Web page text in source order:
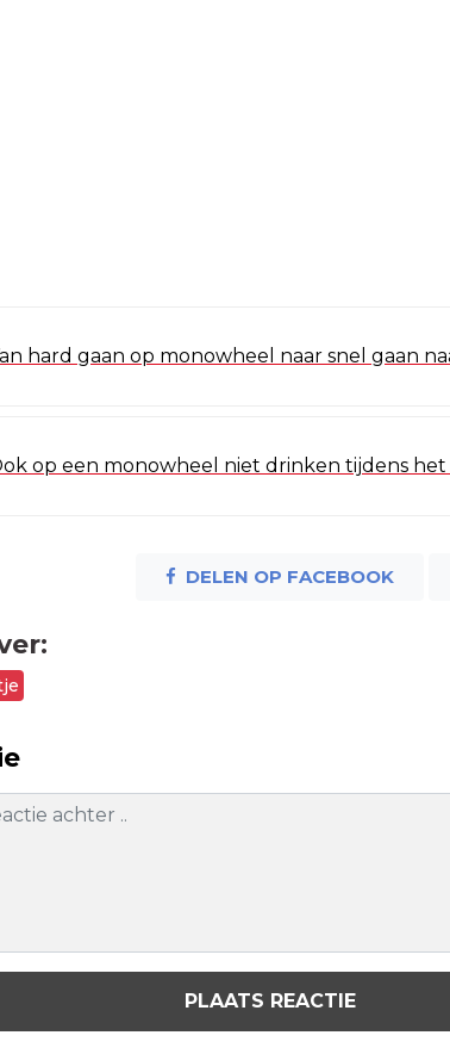
hard gaan op monowheel naar snel gaan
op een monowheel niet drinken tijdens het
DELEN OP FACEBOOK
PLAATS REACTIE